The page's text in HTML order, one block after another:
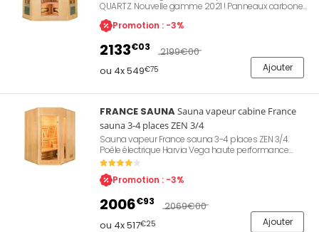
QUARTZ. Nouvelle gamme 2021 ! Panneaux carbone
dernière génération. Extérieur bois. Préchauffage
rapide en 15mn. Puissance de chauffe 2580W.
contrôle, chromothérapie, ventilation, stéréo.
Dimensions 150 x 150 x 190 cm. Installation rapide sur
secteur 230V.
Promotion : -3%
2133€03 2199€00
ou 4x 549€75 Ajouter
FRANCE SAUNASauna vapeur cabine France
sauna 3-4 places ZEN 3/4
Sauna vapeur France sauna 3-4 places ZEN 3/4.
Poêle électrique Harvia Vega haute performance
monophasé livré avec ses pierres de lave. Cabine en
épicéa du Canada. Préchauffage rapide en 20mn.
Puissance de chauffe 4500W. Eclairage tamisé.
rapide dans votre espace de vie. Forme angulaire.
Promotion : -3%
2006€93 2069€00
ou 4x 517€25 Ajouter